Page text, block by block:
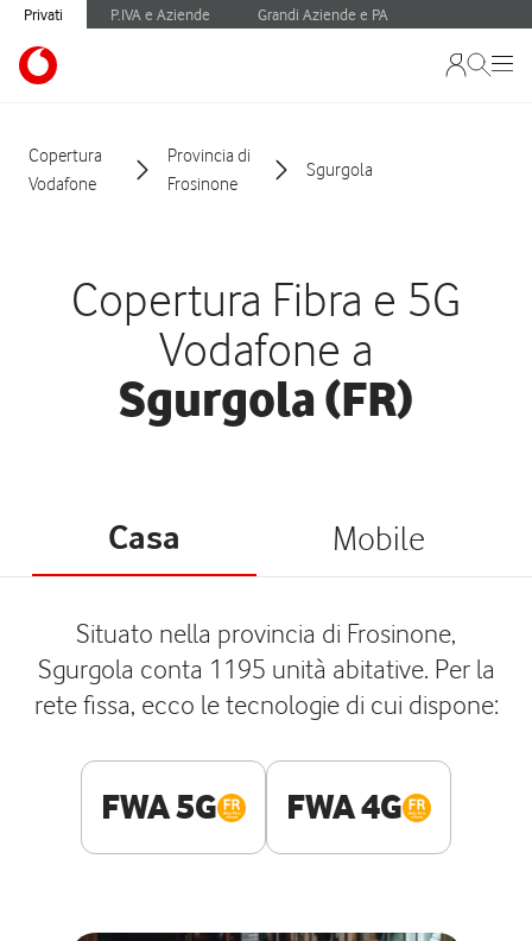
Privati P.IVA e Aziende Grandi Aziende e PA
Copertura
Vodafone
Provincia di
Frosinone
Sgurgola
Copertura Fibra e 5G
Vodafone a
Sgurgola (FR)
Casa Mobile
Situato nella provincia di Frosinone,
Sgurgola conta 1195 unità abitative. Per la
rete fissa, ecco le tecnologie di cui dispone:
FWA 5G FWA 4G